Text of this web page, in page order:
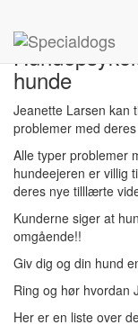
hunde
Jeanette Larsen kan
problemer med
Alle typer problemer
hundeejeren er villig
deres nye tilllærte
Kunderne siger at
omgående!!
Giv dig og din hund
Ring og hør hvordan
Her er en liste over